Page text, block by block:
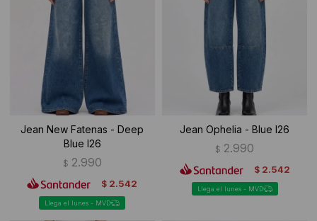
Jean New Fatenas - Deep
Blue I26
$ 2.990
$ 2.542
Llega el lunes - MVD
Jean Ophelia - Blue I26
$ 2.990
$ 2.542
Llega el lunes - MVD